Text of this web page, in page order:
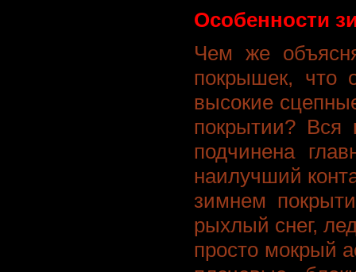
Особенности
Чем же
покрышек, что
высокие
покрытии? Вся
подчинена
наилучший
зимнем
рыхлый снег,
просто мокрый